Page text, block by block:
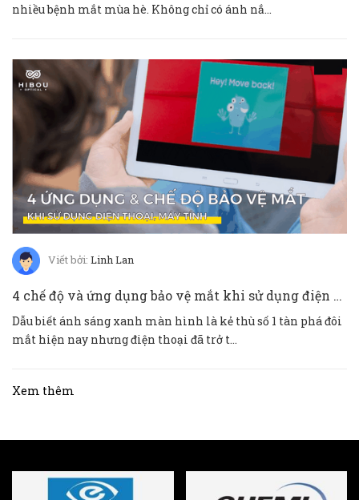
nhiều bệnh mắt mùa hè. Không chỉ có ánh nắ...
Viết bởi: Linh Lan
4 chế độ và ứng dụng bảo vệ mắt khi sử dụng điện thoại IOS và ANDROID
Dẫu biết ánh sáng xanh màn hình là kẻ thù số 1 tàn phá đôi
mắt hiện nay nhưng điện thoại đã trở t...
Xem thêm